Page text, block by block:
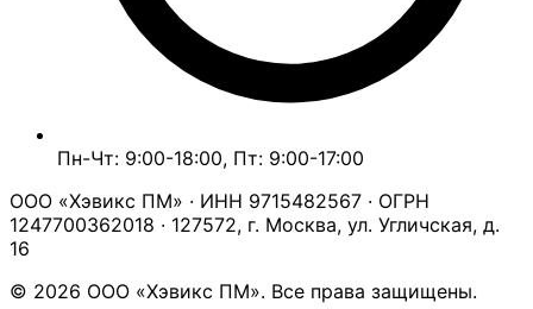
Пн-Чт: 9:00-18:00, Пт: 9:00-17:00
ООО «Хэвикс ПМ» · ИНН 9715482567 · ОГРН
1247700362018 · 127572, г. Москва, ул. Угличская, д.
16
© 2026 ООО «Хэвикс ПМ». Все права защищены.